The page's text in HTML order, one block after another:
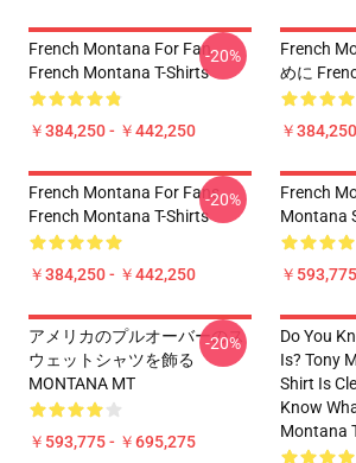
French Montana For Fan
French Montana T-Shirts
￥384,250 - ￥442,250
-20%
French
めに
￥
French Montana For Fans
French Montana T-Shirts
￥384,250 - ￥442,250
-20%
French
Montana
￥
アメリカのプルオーバーのス
ウェットシャツを飾る
MONTANA MT
￥593,775 - ￥695,275
-20%
Do You
Is? Tony
Shirt Is
Know
Montana